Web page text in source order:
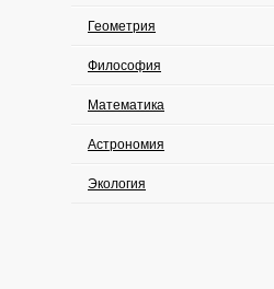
Геометрия
Философия
Математика
Астрономия
Экология